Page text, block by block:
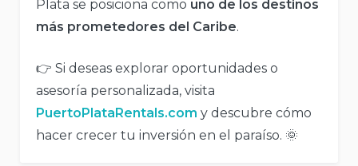
Plata se posiciona como uno de los destinos
más prometedores del Caribe.
👉 Si deseas explorar oportunidades o
asesoría personalizada, visita
PuertoPlataRentals.com y descubre cómo
hacer crecer tu inversión en el paraíso. 🌞